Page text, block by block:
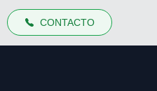
CONTACTO